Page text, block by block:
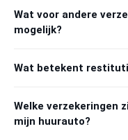
Wat voor andere
mogelijk?
Wat betekent
Welke verzekeringen
mijn huurauto?